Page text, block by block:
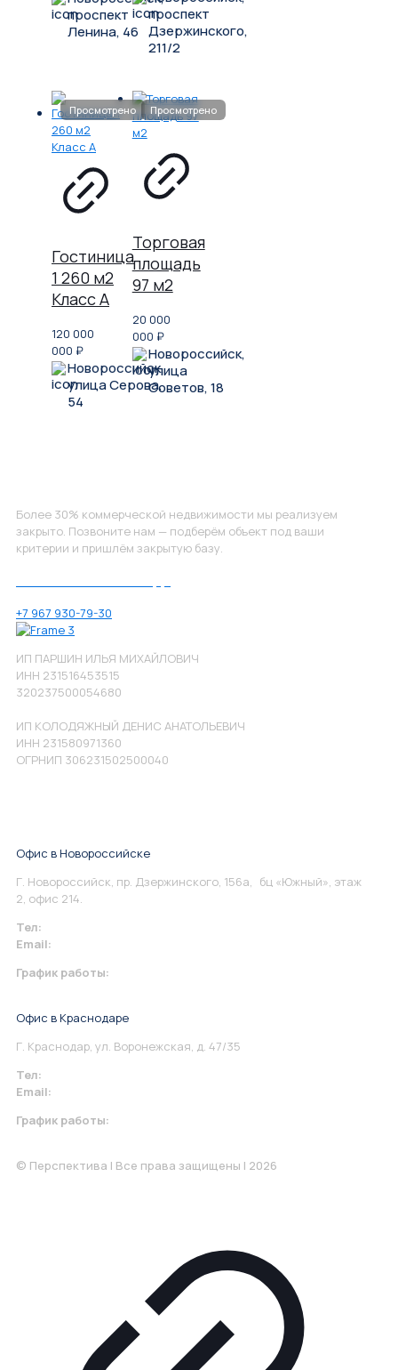
проспект
Ленина, 46
проспект
Дзержинского,
211/2
Гостиница
1 260 м2
Класс A
120 000
000 ₽
Новороссийск,
улица Серова,
54
Торговая
площадь
97 м2
20 000
000 ₽
Новороссийск,
улица
Советов, 18
Более 30% коммерческой недвижимости мы реализуем
закрыто. Позвоните нам — подберём объект под ваши
критерии и пришлём закрытую базу.
+7 967 930-79-30
ИП ПАРШИН ИЛЬЯ МИХАЙЛОВИЧ
ИНН 231516453515
320237500054680
ИП КОЛОДЯЖНЫЙ ДЕНИС АНАТОЛЬЕВИЧ
ИНН 231580971360
ОГРНИП 306231502500040
Офис в Новороссийске
Г. Новороссийск, пр. Дзержинского, 156а, бц «Южный», этаж
2, офис 214.
Тел:
Email:
График работы:
Офис в Краснодаре
Г. Краснодар, ул. Воронежская, д. 47/35
Тел:
Email:
График работы:
© Перспектива | Все права защищены | 2026